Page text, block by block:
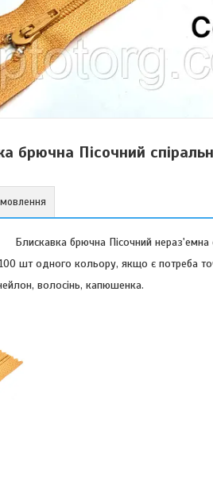
брючна Пісочний
Блискавка брючна Пісочний нераз'емна
шт одного кольору, якщо є потреба
волосінь, капюшенка.